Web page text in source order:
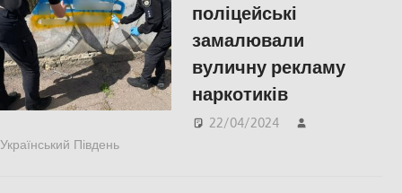
поліцейські
замалювали
вуличну рекламу
наркотиків
22/04/2024
Український Південь